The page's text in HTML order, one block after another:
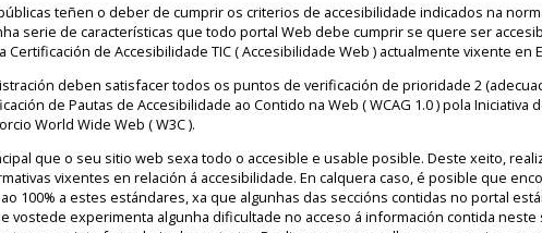
teñen o deber de cumprir os criterios de accesibilidade indicados na
serie de características que todo portal Web debe cumprir se quere ser
de Accesibilidade TIC ( Accesibilidade Web ) actualmente vixente en
deben satisfacer todos os puntos de verificación de prioridade 2
de Pautas de Accesibilidade ao Contido na Web ( WCAG 1.0 ) pola Iniciativa
World Wide Web ( W3C ).
que o seu sitio web sexa todo o accesible e usable posible. Deste xeito,
vixentes en relación á accesibilidade. En calquera caso, é posible que
100% a estes estándares, xa que algunhas das seccións contidas no portal
vostede experimenta algunha dificultade no acceso á información contida neste